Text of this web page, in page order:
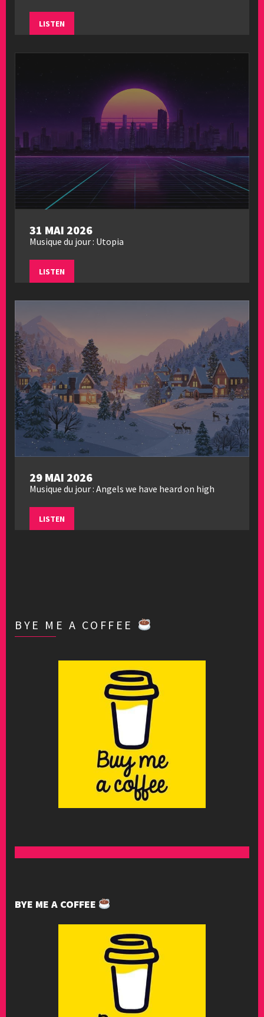
LISTEN
31 MAI 2026
Musique du jour : Utopia
LISTEN
29 MAI 2026
Musique du jour : Angels we have heard on high
LISTEN
BYE ME A COFFEE
BYE ME A COFFEE